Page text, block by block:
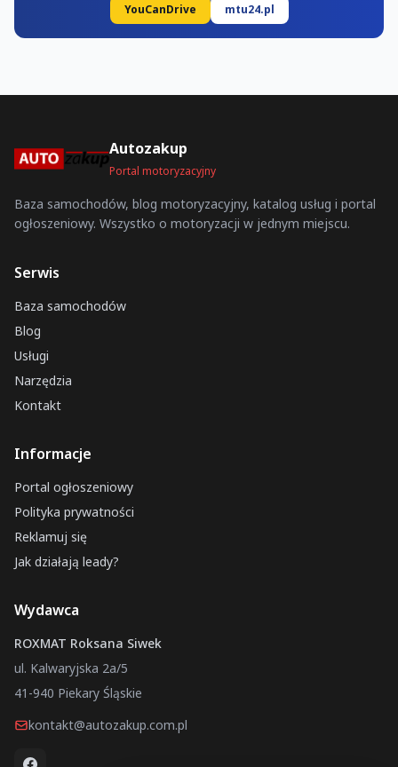
YouCanDrive
mtu24.pl
Autozakup
Portal motoryzacyjny
Baza samochodów, blog motoryzacyjny, katalog usług i portal
ogłoszeniowy. Wszystko o motoryzacji w jednym miejscu.
Serwis
Baza samochodów
Blog
Usługi
Narzędzia
Kontakt
Informacje
Portal ogłoszeniowy
Polityka prywatności
Reklamuj się
Jak działają leady?
Wydawca
ROXMAT Roksana Siwek
ul. Kalwaryjska 2a/5
41-940 Piekary Śląskie
kontakt@autozakup.com.pl